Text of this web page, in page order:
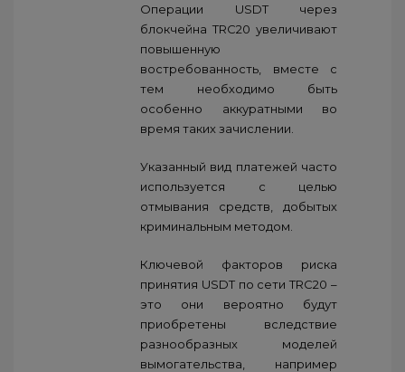
Операции USDT через
блокчейна TRC20 увеличивают
повышенную
востребованность, вместе с
тем необходимо быть
особенно аккуратными во
время таких зачислении.
Указанный вид платежей часто
используется с целью
отмывания средств, добытых
криминальным методом.
Ключевой факторов риска
принятия USDT по сети TRC20 –
это они вероятно будут
приобретены вследствие
разнообразных моделей
вымогательства, например